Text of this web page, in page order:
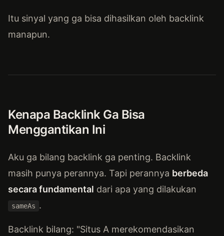
Itu sinyal yang ga bisa dihasilkan oleh backlink
manapun.
Kenapa Backlink Ga Bisa
Menggantikan Ini
Aku ga bilang backlink ga penting. Backlink
masih punya perannya. Tapi perannya berbeda
secara fundamental dari apa yang dilakukan
sameAs .
Backlink bilang: "Situs A merekomendasikan